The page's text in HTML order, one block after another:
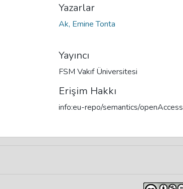
Yazarlar
Ak, Emine Tonta
Yayıncı
FSM Vakıf Üniversitesi
Erişim Hakkı
info:eu-repo/semantics/openAccess